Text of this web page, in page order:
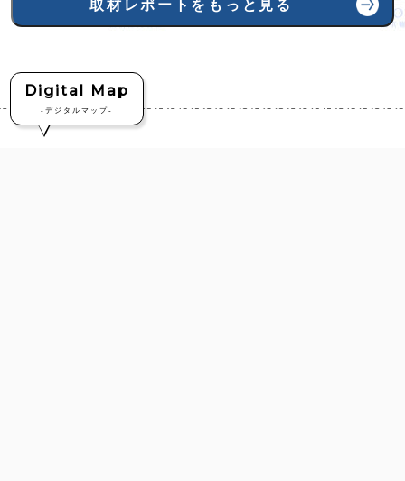
取材レポートをもっと見る
Digital Map
-デジタルマップ-